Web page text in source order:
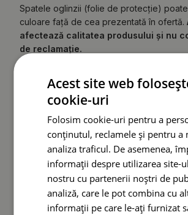
Spatele oglinzii (folie de protecție)
culoare față de cea prezentată în ofertă.
afectează calitatea produsului și nu
de reclamație.
Acest site web
cookie-uri
Folosim cookie-uri pentru a
conținutul, reclamele și pentru a
analiza traficul. De asemenea,
informații despre utilizarea site-
nostru cu partenerii noștri de
analiză, care le pot combina cu
informații pe care le-ați furnizat